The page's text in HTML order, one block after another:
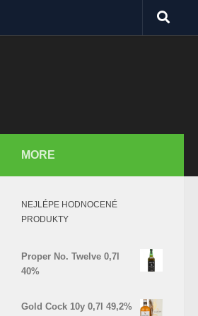
MORE
NEJLÉPE HODNOCENÉ
PRODUKTY
Proper No. Twelve 0,7l
40%
Gold Cock 10y 0,7l 49,2%